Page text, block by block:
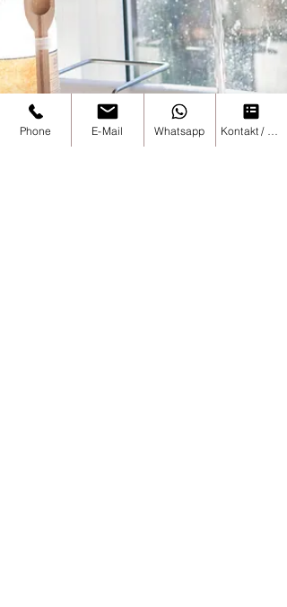
Phone E-Mail Whatsapp